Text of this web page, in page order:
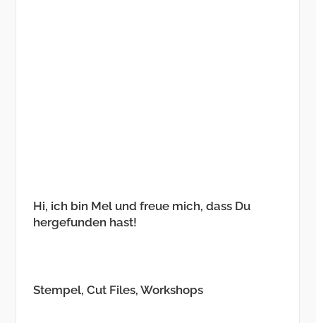
Hi, ich bin Mel und freue mich, dass Du
hergefunden hast!
Stempel, Cut Files, Workshops